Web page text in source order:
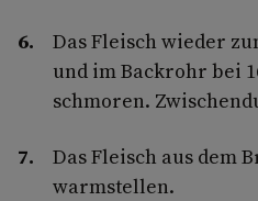
Das Fleisch wieder
und im Backrohr bei
schmoren.
Das Fleisch aus dem
warmstellen.